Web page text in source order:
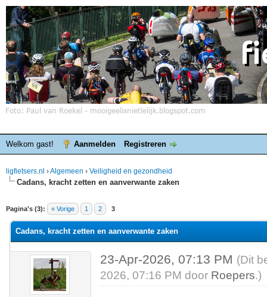
Welkom gast! Aanmelden Registreren
ligfietsers.nl ›Algemeen › Veiligheid en gezondheid
Cadans, kracht zetten en aanverwante zaken
Pagina's (3): « Vorige 1 2 3
waardering is 0
Cadans, kracht zetten en aanverwante zaken
23-Apr-2026, 07:13 PM (Dit
2026, 07:16 PM door Roepers.)